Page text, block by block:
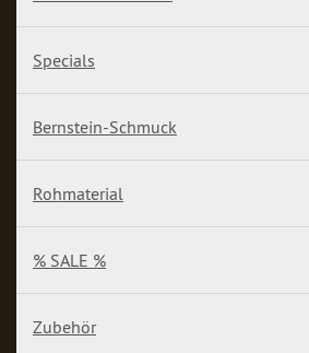
Specials
Bernstein-Schmuck
Rohmaterial
% SALE %
Zubehör